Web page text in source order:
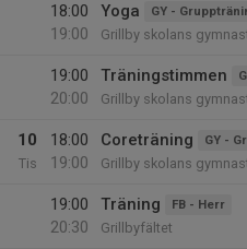
18:00
19:00
Yoga GY -
Grillby skolans
19:00
20:00
Träningstimmen
Grillby skolans
10
Tis
18:00
19:00
Coreträning GY -
Grillby skolans
19:00
20:30
Träning FB - Herr
Grillbyfältet